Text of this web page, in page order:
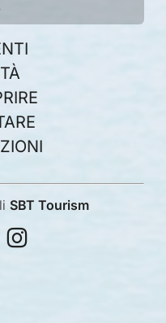
SBT Tourism
instagram